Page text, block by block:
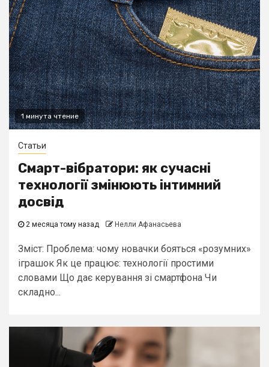
1 минута чтение
Статьи
Смарт-вібратори: як сучасні
технології змінюють інтимний
досвід
2 месяца тому назад Нелли Афанасьева
Зміст: Проблема: чому новачки бояться «розумних»
іграшок Як це працює: технології простими
словами Що дає керування зі смартфона Чи
складно...